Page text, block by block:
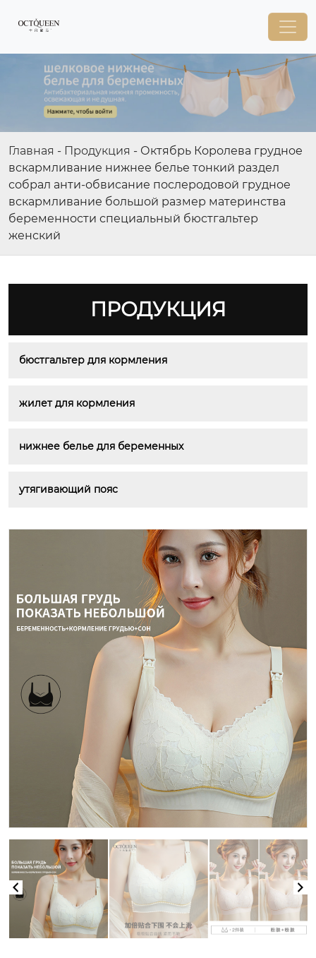
Главная - Продукция - Октябрь Королева грудное
вскармливание нижнее белье тонкий раздел
собрал анти-обвисание послеродовой грудное
вскармливание большой размер материнства
беременности специальный бюстгальтер
женский
ПРОДУКЦИЯ
бюстгальтер для кормления
жилет для кормления
нижнее белье для беременных
утягивающий пояс